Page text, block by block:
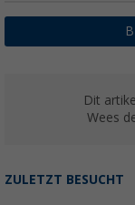
Dit
Wees
ZULETZT BESUCHT